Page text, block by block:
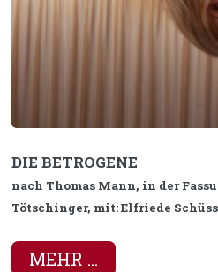
DIE BETROGENE
nach Thomas Mann, in der
Tötschinger, mit: Elfriede
MEHR ...